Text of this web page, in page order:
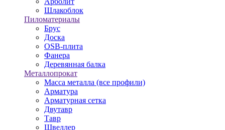
Шлакоблок
Пиломатериалы
Брус
Доска
OSB-плита
Фанера
Деревянная балка
Металлопрокат
Масса металла (все профили)
Арматура
Арматурная сетка
Двутавр
Тавр
Швеллер